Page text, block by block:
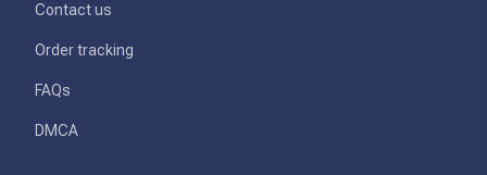
Contact us
Order tracking
FAQs
DMCA